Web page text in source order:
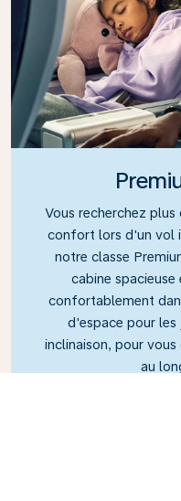
Vous recherchez
confort lors d'un vol
notre classe
cabine
confortablement
d'espace pour les
inclinaison, pour
au